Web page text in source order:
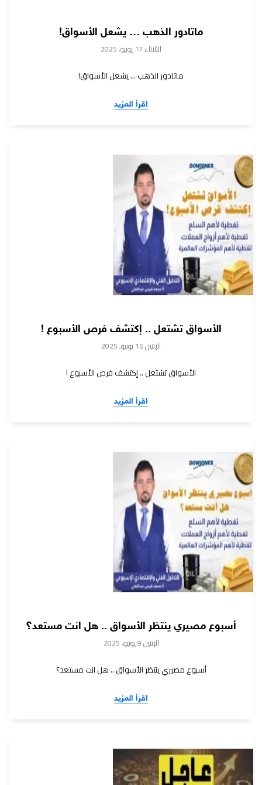
ماتادور الذهب … يشعل الأسواق!
الثلاثاء 17 يونيو, 2025
ماتادور الذهب … يشعل الأسواق!
اقرأ المزيد
الأسواق تشتعل .. إكتشف فرص الأسبوع !
الإثنين 16 يونيو, 2025
الأسواق تشتعل .. إكتشف فرص الأسبوع !
اقرأ المزيد
أسبوع مصيري ينتظر الأسواق .. هل انت مستعد؟
الإثنين 9 يونيو, 2025
أسبوع مصيري ينتظر الأسواق .. هل انت مستعد؟
اقرأ المزيد